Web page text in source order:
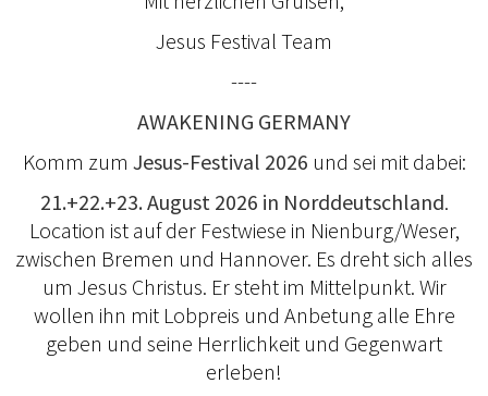
Jesus Festival Team
----
AWAKENING GERMANY
Komm zum Jesus-Festival 2026 und sei mit dabei:
21.+22.+23. August 2026 in Norddeutschland.
Location ist auf der Festwiese in Nienburg/Weser,
zwischen Bremen und Hannover. Es dreht sich alles
um Jesus Christus. Er steht im Mittelpunkt. Wir
wollen ihn mit Lobpreis und Anbetung alle Ehre
geben und seine Herrlichkeit und Gegenwart
erleben!